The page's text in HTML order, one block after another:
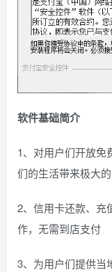
软件基础简介
1、对用户们开放免
们的生活带来极大
2、信用卡还款、充
作，无需到店支付
3、为用户们提供当